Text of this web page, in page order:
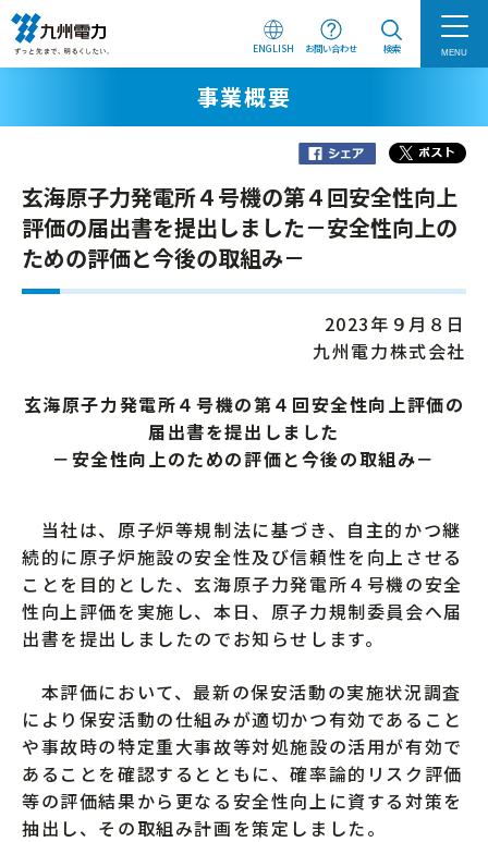
ENGLISH お問い合わせ 検索 MENU
事業概要
玄海原子力発電所４号機の第４回安全性向上
評価の届出書を提出しました－安全性向上の
ための評価と今後の取組み－
2023年９月８日
九州電力株式会社
玄海原子力発電所４号機の第４回安全性向上評価の
届出書を提出しました
－安全性向上のための評価と今後の取組み－
当社は、原子炉等規制法に基づき、自主的かつ継
続的に原子炉施設の安全性及び信頼性を向上させる
ことを目的とした、玄海原子力発電所４号機の安全
性向上評価を実施し、本日、原子力規制委員会へ届
出書を提出しましたのでお知らせします。
本評価において、最新の保安活動の実施状況調査
により保安活動の仕組みが適切かつ有効であること
や事故時の特定重大事故等対処施設の活用が有効で
あることを確認するとともに、確率論的リスク評価
等の評価結果から更なる安全性向上に資する対策を
抽出し、その取組み計画を策定しました。